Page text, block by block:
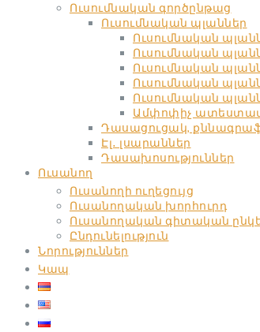
Ուսումնական գործընթաց
Ուսումնական պլաններ
Ուսումնական
Ուսումնական
Ուսումնական
Ուսումնական
Ուսումնական
Ամփոփիչ
Դասացուցակ,
Էլ․ լսարաններ
Դասախոսություններ
Ուսանող
Ուսանողի ուղեցույց
Ուսանողական խորհուրդ
Ուսանողական գիտական
Ընդունելություն
Նորություններ
Կապ